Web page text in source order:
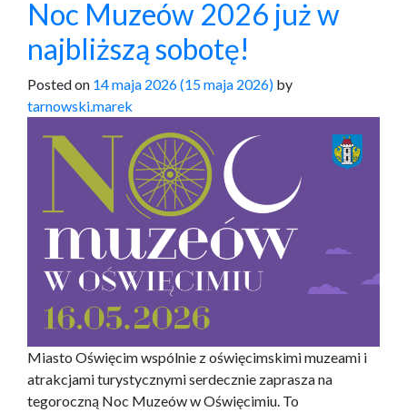
Noc Muzeów 2026 już w
najbliższą sobotę!
Posted on 14 maja 2026(15 maja 2026) by
tarnowski.marek
Miasto Oświęcim wspólnie z oświęcimskimi muzeami i
atrakcjami turystycznymi serdecznie zaprasza na
tegoroczną Noc Muzeów w Oświęcimiu. To